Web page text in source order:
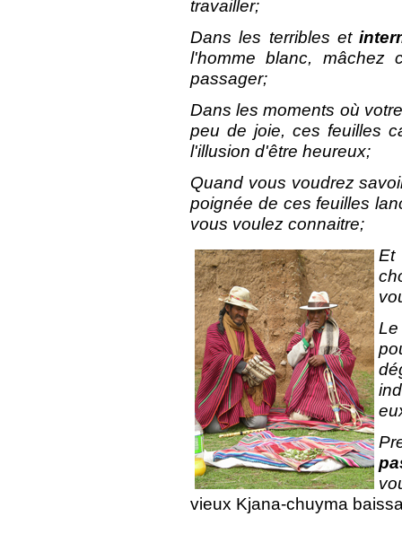
travailler;
Dans les terribles et
l'homme blanc,
passager;
Dans les moments où
peu de joie, ces feuilles
l'illusion d'être heureux;
Quand vous voudrez
poignée de ces feuilles
vous voulez connaitre;
Et
vieux Kjana-chuyma